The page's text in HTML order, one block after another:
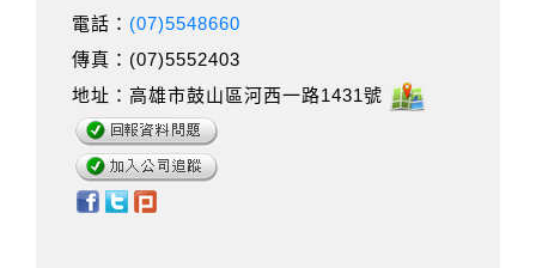
電話： (07)5548660
傳真：(07)5552403
地址：高雄市鼓山區河西一路1431號